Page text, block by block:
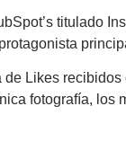
titulado
Likes
fotografía, los